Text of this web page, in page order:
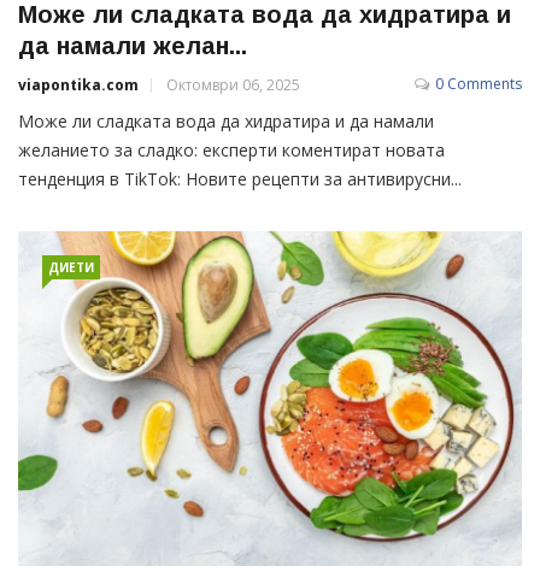
Може ли сладката вода да хидратира и
да намали желан...
viapontika.com Октомври 06, 2025 0 Comments
Може ли сладката вода да хидратира и да намали
желанието за сладко: експерти коментират новата
тенденция в TikTok: Новите рецепти за антивирусни...
ДИЕТИ